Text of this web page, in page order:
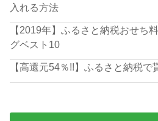
入れる方法
【2019年】ふるさと納税おせち
グベスト10
【高還元54％!!】ふるさと納税